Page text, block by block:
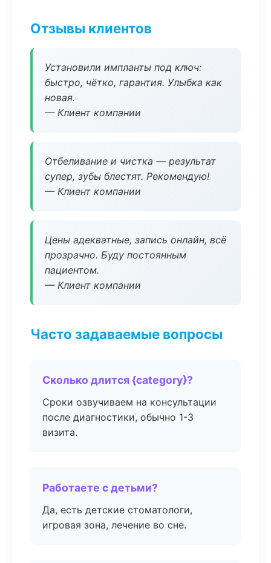
Отзывы клиентов
Установили импланты под ключ:
быстро, чётко, гарантия. Улыбка как
новая.
— Клиент компании
Отбеливание и чистка — результат
супер, зубы блестят. Рекомендую!
— Клиент компании
Цены адекватные, запись онлайн, всё
прозрачно. Буду постоянным
пациентом.
— Клиент компании
Часто задаваемые вопросы
Сколько длится {category}?
Сроки озвучиваем на консультации
после диагностики, обычно 1-3
визита.
Работаете с детьми?
Да, есть детские стоматологи,
игровая зона, лечение во сне.